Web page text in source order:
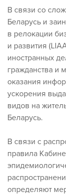
В связи со
Беларусь и
в релокации
и развития
иностранных
гражданства и
оказания
ускорения
видов на
Беларусь.
В связи с
правила
определяют